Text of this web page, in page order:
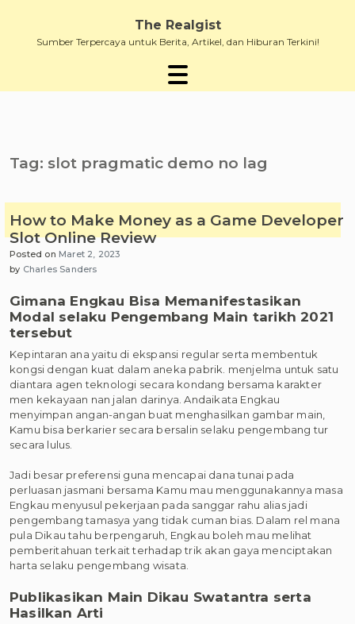
content
The Realgist
Sumber Terpercaya untuk Berita, Artikel, dan Hiburan Terkini!
Tag: slot pragmatic demo no lag
How to Make Money as a Game Developer
Slot Online Review
Posted on Maret 2, 2023
by Charles Sanders
Gimana Engkau Bisa Memanifestasikan
Modal selaku Pengembang Main tarikh 2021
tersebut
Kepintaran ana yaitu di ekspansi regular serta membentuk
kongsi dengan kuat dalam aneka pabrik. menjelma untuk satu
diantara agen teknologi secara kondang bersama karakter
men kekayaan nan jalan darinya. Andaikata Engkau
menyimpan angan-angan buat menghasilkan gambar main,
Kamu bisa berkarier secara bersalin selaku pengembang tur
secara lulus.
Jadi besar preferensi guna mencapai dana tunai pada
perluasan jasmani bersama Kamu mau menggunakannya masa
Engkau menyusul pekerjaan pada sanggar rahu alias jadi
pengembang tamasya yang tidak cuman bias. Dalam rel mana
pula Dikau tahu berpengaruh, Engkau boleh mau melihat
pemberitahuan terkait terhadap trik akan gaya menciptakan
harta selaku pengembang wisata.
Publikasikan Main Dikau Swatantra serta
Hasilkan Arti